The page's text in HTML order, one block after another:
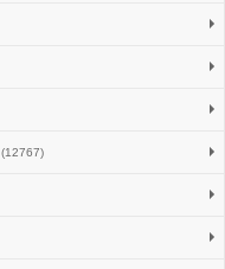
(12767)